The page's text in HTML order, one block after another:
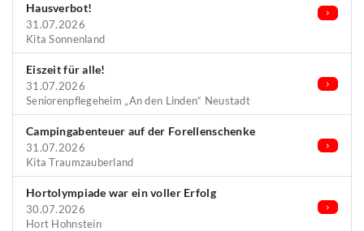
Hausverbot!
31.07.2026
Kita Sonnenland
Eiszeit für alle!
31.07.2026
Seniorenpflegeheim „An den Linden“ Neustadt
Campingabenteuer auf der Forellenschenke
31.07.2026
Kita Traumzauberland
Hortolympiade war ein voller Erfolg
30.07.2026
Hort Hohnstein